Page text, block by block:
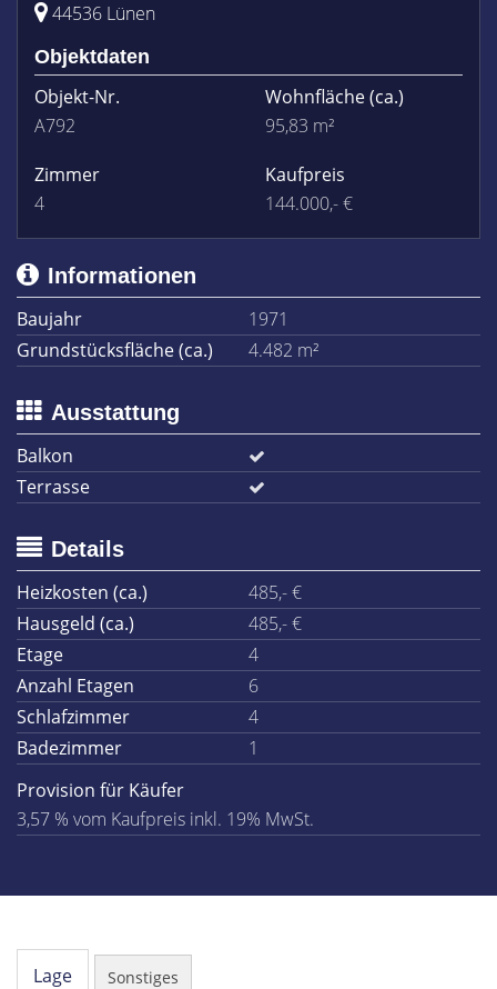
44536 Lünen
Objektdaten
Objekt-Nr.
A792
Wohnfläche(ca.)
95,83 m²
Zimmer
4
Kaufpreis
144.000,- €
Informationen
Baujahr
1971
Grundstücksfläche (ca.)
4.482 m²
Ausstattung
Balkon
Terrasse
Details
Heizkosten (ca.)
485,- €
Hausgeld (ca.)
485,- €
Etage
4
Anzahl Etagen
6
Schlafzimmer
4
Badezimmer
1
Provision für Käufer
3,57 % vom Kaufpreis inkl. 19% MwSt.
Lage Sonstiges